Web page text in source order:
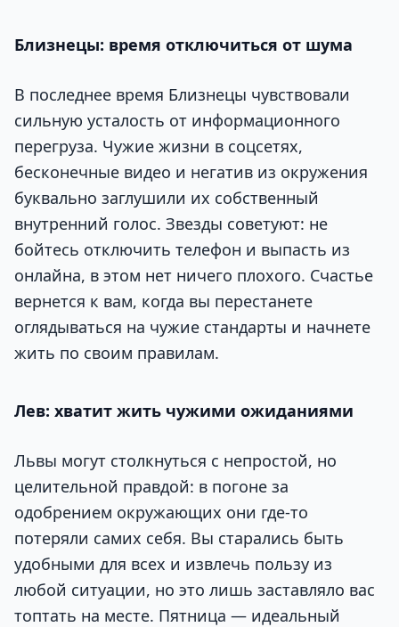
Близнецы: время отключиться от шума
В последнее время Близнецы чувствовали
сильную усталость от информационного
перегруза. Чужие жизни в соцсетях,
бесконечные видео и негатив из окружения
буквально заглушили их собственный
внутренний голос. Звезды советуют: не
бойтесь отключить телефон и выпасть из
онлайна, в этом нет ничего плохого. Счастье
вернется к вам, когда вы перестанете
оглядываться на чужие стандарты и начнете
жить по своим правилам.
Лев: хватит жить чужими ожиданиями
Львы могут столкнуться с непростой, но
целительной правдой: в погоне за
одобрением окружающих они где-то
потеряли самих себя. Вы старались быть
удобными для всех и извлечь пользу из
любой ситуации, но это лишь заставляло вас
топтать на месте. Пятница — идеальный